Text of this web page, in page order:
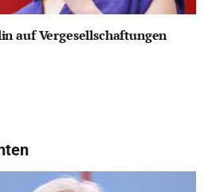
auf Vergesellschaftungen